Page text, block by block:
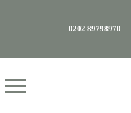
0202 89798970